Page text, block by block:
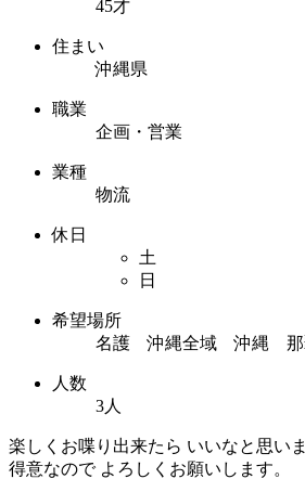
45才
住まい
沖縄県
職業
企画・営業
業種
物流
休日
土
日
希望場所
名護 沖縄全域 沖縄 那
人数
3人
楽しくお喋り出来たら いいなと思い
得意なので よろしくお願いします。